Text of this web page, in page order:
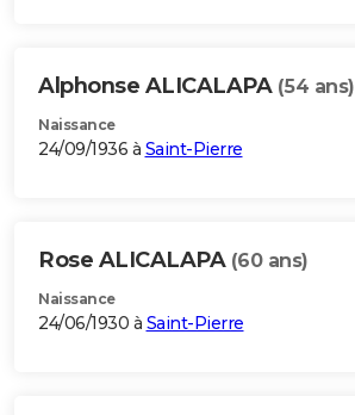
Alphonse ALICALAPA (54 ans)
Naissance
24/09/1936 à Saint-Pierre
Rose ALICALAPA (60 ans)
Naissance
24/06/1930 à Saint-Pierre